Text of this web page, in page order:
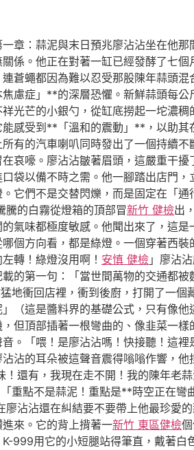
章：蒜泥與末日預兆廖沾沾坐在他
係。他正在對著一缸已經發酵了七
蒼蠅都因為難以忍受那股陳年蒜頭
慮症」**的深層恐懼。新鮮蒜頭每
光芒的小銀勺，從缸底撈起一坨濃
感受到**「溫和的震動」**，以助
所有的汽車喇叭同時發出了一個持
哀嚎。廖沾沾皺著眉頭，這嚴重干
袋以備不時之需。他一腳踏出店門
它們不是交替閃爍，而是固定在「通
騰的白霧從燈箱的頂部冒新竹 健檢出
氣味都極度敏感。他聞出來了，這
個方向看，都是綠燈。一個穿著西
轉！綠燈沒用啊！ 安慎 健檢 」廖沾
的第一句：「當世間萬物的交通都
地衝回店裡，衝到後廚，打開了一
（這是醬料界的基礎公式，只有像
但頂部插著一根彎曲的、像韭菜一
。「喂！是廖沾沾嗎！快接聽！這
沾的耳朵被這聲音震得嗡嗡作響，他
！還有，我現在走不開！我的陳年老
重點不是蒜泥！重點是**時空正在
廖沾沾還在糾結要不要帶上他最珍愛
來。它的背上揹著一新竹 東區健檢
用它的小短腿站得筆直，戴著白